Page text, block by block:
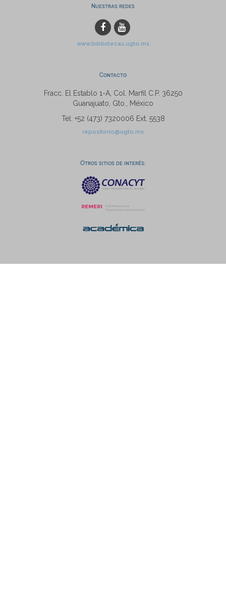
Nuestras redes
www.bibliotecas.ugto.mx
Contacto
Fracc. El Establo 1-A, Col. Marfil C.P. 36250
Guanajuato, Gto., México
Tel: +52 (473) 7320006 Ext. 5538
repositorio@ugto.mx
Otros sitios de interés: